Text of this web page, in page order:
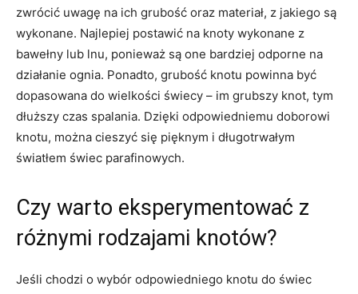
zwrócić ⁤uwagę na ich​ grubość oraz materiał, z​ jakiego są
wykonane.⁣ Najlepiej⁢ postawić na ​knoty wykonane z
bawełny⁤ lub lnu, ponieważ są one ‍bardziej odporne ​na
działanie ognia. Ponadto, grubość knotu powinna być
dopasowana do ‍wielkości świecy – im grubszy knot,⁤ tym
dłuższy czas spalania. Dzięki odpowiedniemu ⁣doborowi
knotu, ‌można cieszyć się pięknym ⁣i długotrwałym
światłem świec parafinowych.
Czy ⁢warto⁢ eksperymentować z
różnymi⁣ rodzajami ​knotów?
Jeśli chodzi o wybór odpowiedniego ​knotu do świec